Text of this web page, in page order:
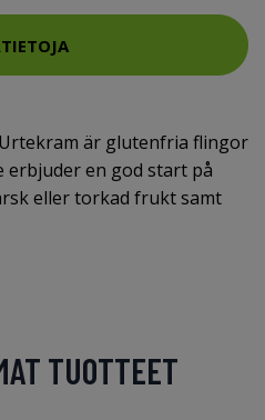
är glutenfria flingor
erbjuder en god start på
eller torkad frukt samt
TUOTTEET